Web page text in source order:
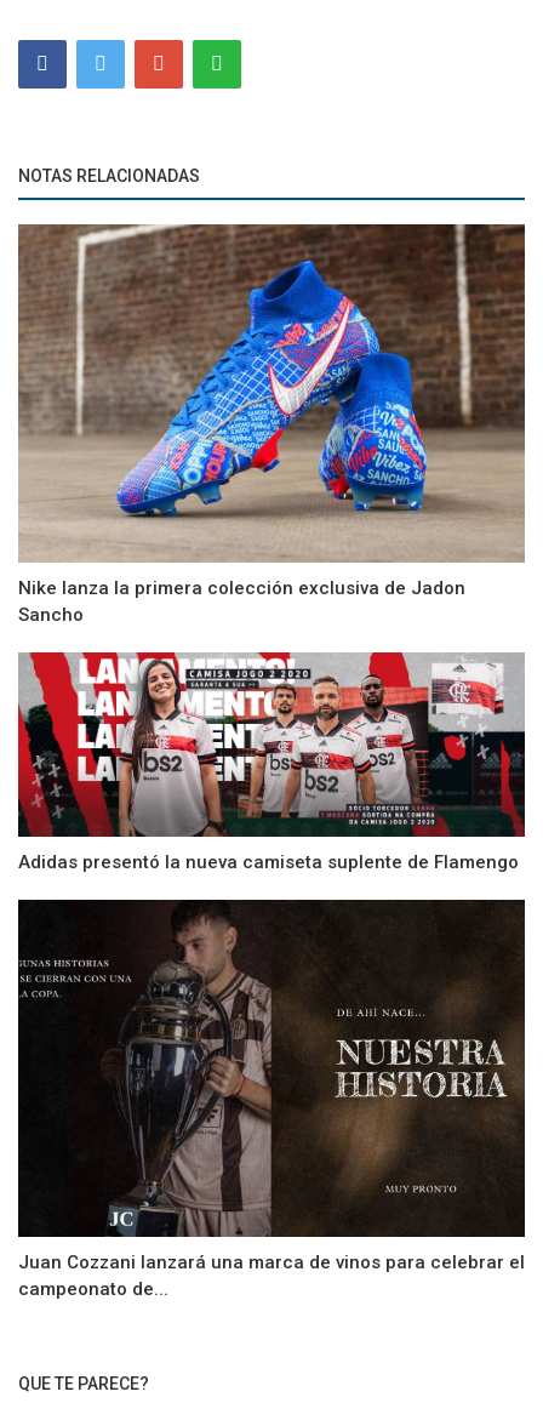
NOTAS RELACIONADAS
Nike lanza la primera colección exclusiva de Jadon
Sancho
Adidas presentó la nueva camiseta suplente de Flamengo
Juan Cozzani lanzará una marca de vinos para celebrar el
campeonato de...
QUE TE PARECE?